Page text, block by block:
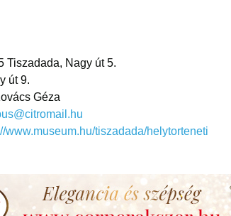
Tiszadada, Nagy út 5.
út 9.
Géza
www.museum.hu/tiszadada/helytorteneti